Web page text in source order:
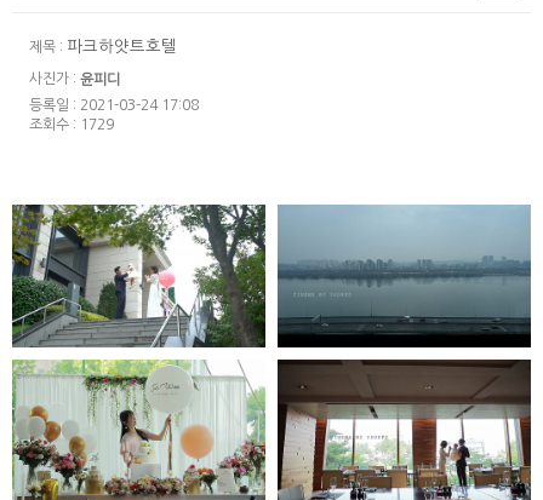
제목 : 파크하얏트호텔
사진가 : 윤피디
등록일 : 2021-03-24 17:08
조회수 : 1729
반얀트리 페스타
워커힐 모에기 -
인스타1분영상
인스타1분영상
jjw메리어트호텔
타블로24-인스타1분영상